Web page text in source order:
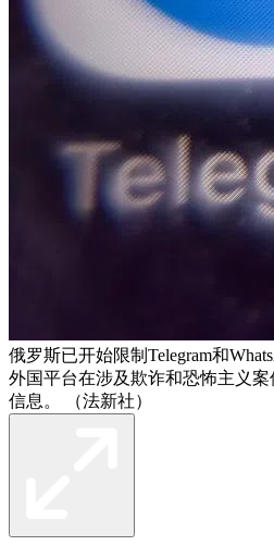
俄罗斯已开始限制Telegram和
外国平台在涉及欺诈和恐怖主义
信息。 （法新社）